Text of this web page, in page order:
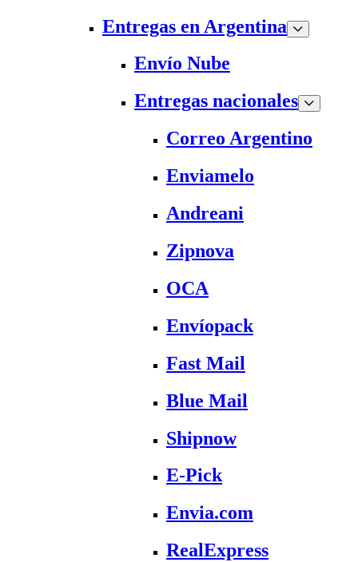
Entregas en Argentina
Envío Nube
Entregas nacionales
Correo Argentino
Enviamelo
Andreani
Zipnova
OCA
Envíopack
Fast Mail
Blue Mail
Shipnow
E-Pick
Envia.com
RealExpress